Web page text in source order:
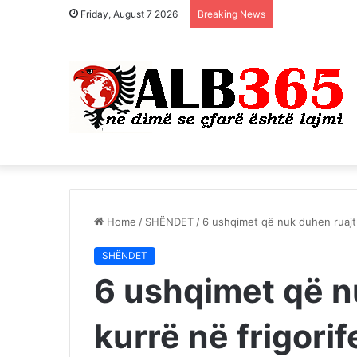
Friday, August 7 2026 Breaking News
Home / SHËNDET / 6 ushqimet që nuk duhen
SHËNDET
6 ushqimet që
kurrë në